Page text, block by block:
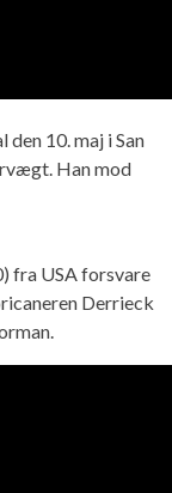
10. maj i San
Han mod
fra USA forsvare
Derrieck